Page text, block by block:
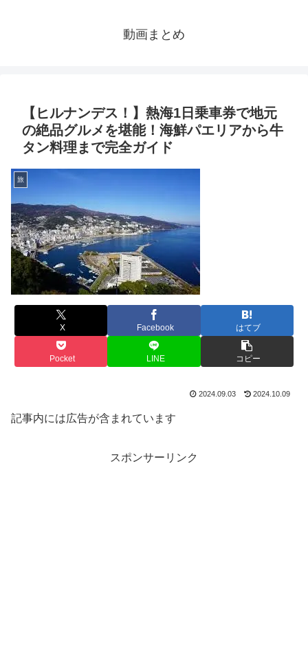
動画まとめ
【ヒルナンデス！】熱海1日乗車券で地元
の絶品グルメを堪能！海鮮パエリアから牛
タン料理まで完全ガイド
旅
X Facebook はてブ
Pocket LINE コピー
2024.09.03 2024.10.09
記事内には広告が含まれています
スポンサーリンク